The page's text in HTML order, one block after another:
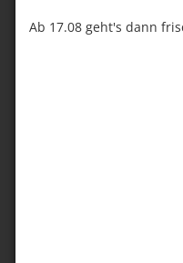
Ab 17.08 geht's dann